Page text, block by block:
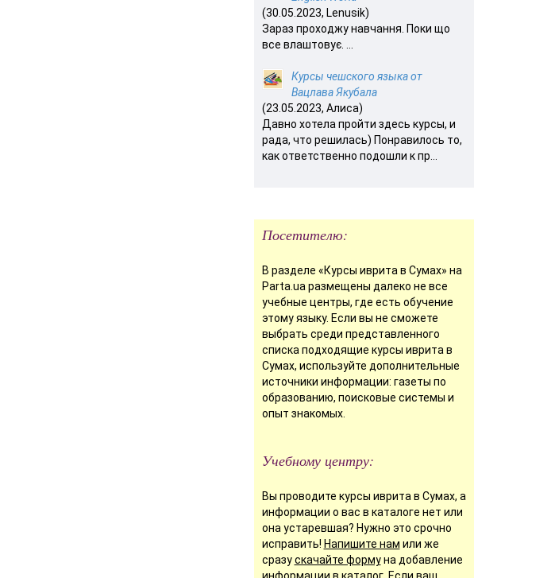
(30.05.2023, Lenusik)
Зараз проходжу навчання. Поки що
все влаштовує. ...
Курсы чешского языка от
Вацлава Якубала
(23.05.2023, Алиса)
Давно хотела пройти здесь курсы, и
рада, что решилась) Понравилось то,
как ответственно подошли к пр...
Посетителю:
В разделе «Курсы иврита в Сумах» на
Parta.ua размещены далеко не все
учебные центры, где есть обучение
этому языку. Если вы не сможете
выбрать среди представленного
списка подходящие курсы иврита в
Сумах, используйте дополнительные
источники информации: газеты по
образованию, поисковые системы и
опыт знакомых.
Учебному центру:
Вы проводите курсы иврита в Сумах, а
информации о вас в каталоге нет или
она устаревшая? Нужно это срочно
исправить! Напишите нам или же
сразускачайте формуна добавление